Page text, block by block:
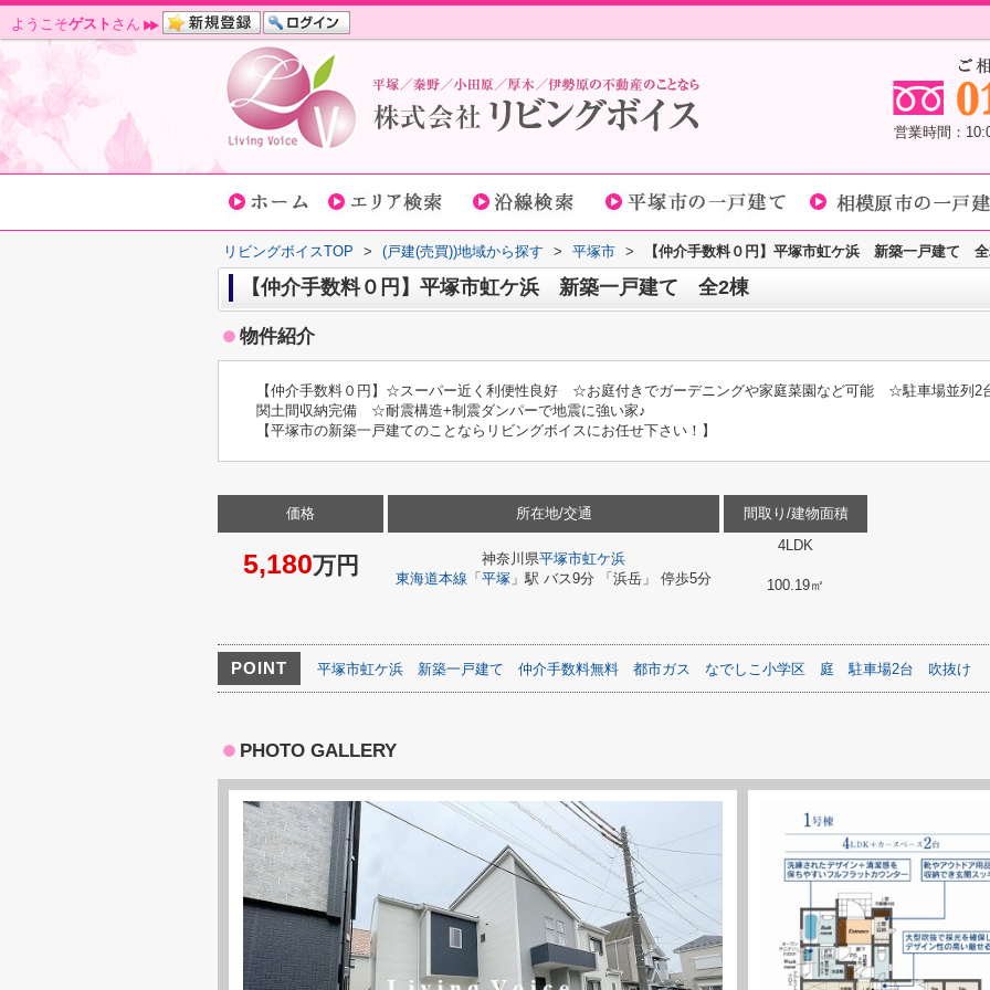
ようこそゲスト さん
営業時間：
リビングボイスTOP > (戸建(売買))地域から探す > 平塚市 > 【仲介手数料０円】平塚市虹ケ浜 新築一戸建て
【仲介手数料０円】平塚市虹ケ浜 新築一戸建て 全2棟
物件紹介
【仲介手数料０円】☆スーパー近く利便性良好 ☆お庭付きでガーデニングや家庭菜園など可能 ☆駐車場並
関土間収納完備 ☆耐震構造+制震ダンパーで地震に強い家♪
【平塚市の新築一戸建てのことならリビングボイスにお任せ下さい！】
価格
5,180万円
所在地/交通
神奈川県平塚市虹ケ浜
東海道本線 「 平塚 」駅 バス9分 「浜岳」 停歩5分
間取り/建物面積
4LDK
100.19㎡
POINT 平塚市虹ケ浜 新築一戸建て 仲介手数料無料 都市ガス なでしこ小学区 庭 駐車場2台 吹抜け
PHOTO GALLERY